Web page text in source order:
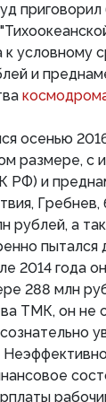
условному
и
осенью
размере, с
РФ) и
рублей, а
2014 года
288 млн
ТМК, он не